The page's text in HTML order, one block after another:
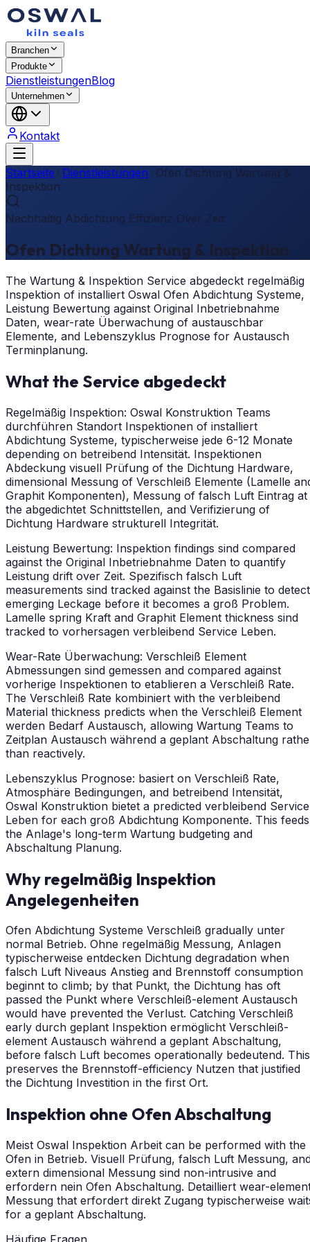
Branchen
Produkte
DienstleistungenBlog
Unternehmen
Kontakt
Startseite Dienstleistungen
Ofen Dichtung Wartung &
Inspektion
Nachhaltig Abdichtung Effizienz Over Zeit
Ofen Dichtung Wartung & Inspektion
The Wartung & Inspektion Service abgedeckt regelmäßig
Inspektion of installiert Oswal Ofen Abdichtung Systeme,
Leistung Bewertung against Original Inbetriebnahme
Daten, wear-rate Überwachung of austauschbar
Elemente, and Lebenszyklus Prognose for Austausch
Terminplanung.
What the Service abgedeckt
Regelmäßig Inspektion: Oswal Konstruktion Teams
durchführen Standort Inspektionen of installiert
Abdichtung Systeme, typischerweise jede 6-12 Monate
depending on betreibend Intensität. Inspektionen
Abdeckung visuell Prüfung of the Dichtung Hardware,
dimensional Messung of Verschleiß Elemente (Lamelle
Graphit Komponenten), Messung of falsch Luft Eintrag at
the abgedichtet Schnittstellen, and Verifizierung of
Dichtung Hardware strukturell Integrität.
Leistung Bewertung: Inspektion findings sind compared
against the Original Inbetriebnahme Daten to quantify
Leistung drift over Zeit. Spezifisch falsch Luft
measurements sind tracked against the Basislinie to detect
emerging Leckage before it becomes a groß Problem.
Lamelle spring Kraft and Graphit Element thickness sind
tracked to vorhersagen verbleibend Service Leben.
Wear-Rate Überwachung: Verschleiß Element
Abmessungen sind gemessen and compared against
vorherige Inspektionen to etablieren a Verschleiß Rate.
The Verschleiß Rate kombiniert with the verbleibend
Material thickness predicts when the Verschleiß Element
werden Bedarf Austausch, allowing Wartung Teams to
Zeitplan Austausch während a geplant Abschaltung
than reactively.
Lebenszyklus Prognose: basiert on Verschleiß Rate,
Atmosphäre Bedingungen, and betreibend Intensität,
Oswal Konstruktion bietet a predicted verbleibend Service
Leben for each groß Abdichtung Komponente. This feeds
the Anlage's long-term Wartung budgeting and
Abschaltung Planung.
Why regelmäßig Inspektion
Angelegenheiten
Ofen Abdichtung Systeme Verschleiß gradually unter
normal Betrieb. Ohne regelmäßig Messung, Anlagen
typischerweise entdecken Dichtung degradation when
falsch Luft Niveaus Anstieg and Brennstoff consumption
beginnt to climb; by that Punkt, the Dichtung has oft
passed the Punkt where Verschleiß-element Austausch
would have prevented the Verlust. Catching Verschleiß
early durch geplant Inspektion ermöglicht Verschleiß-
element Austausch während a geplant Abschaltung,
before falsch Luft becomes operationally bedeutend. This
preserves the Brennstoff-efficiency Nutzen that justified
the Dichtung Investition in the first Ort.
Inspektion ohne Ofen Abschaltung
Meist Oswal Inspektion Arbeit can be performed with the
Ofen in Betrieb. Visuell Prüfung, falsch Luft Messung,
extern dimensional Messung sind non-intrusive and
erfordern nein Ofen Abschaltung. Detailliert wear-
Messung that erfordert direkt Zugang typischerweise
for a geplant Abschaltung.